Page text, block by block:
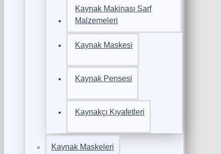
Kaynak Makinası Sarf
Malzemeleri
Kaynak Maskesi
Kaynak Pensesi
Kaynakçı Kıyafetleri
Kaynak Maskeleri